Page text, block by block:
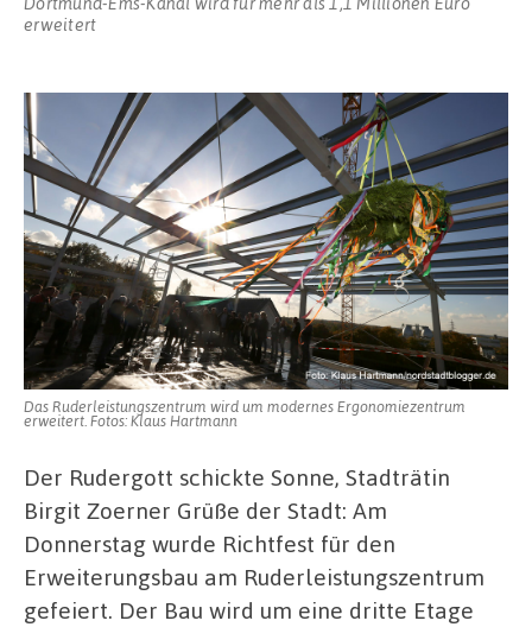
erweitert
Das Ruderleistungszentrum wird um modernes Ergonomiezentrum
erweitert. Fotos: Klaus Hartmann
Der Rudergott schickte Sonne, Stadträtin
Birgit Zoerner Grüße der Stadt: Am
Donnerstag wurde Richtfest für den
Erweiterungsbau am Ruderleistungszentrum
gefeiert. Der Bau wird um eine dritte Etage